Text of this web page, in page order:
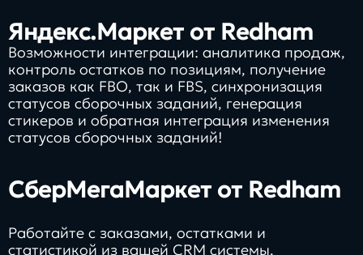
Яндекс.Маркет от Redham
Возможности интеграции: аналитика продаж,
контроль остатков по позициям, получение
заказов как FBO, так и FBS, синхронизация
статусов сборочных заданий, генерация
стикеров и обратная интеграция изменения
статусов сборочных заданий!
СберМегаМаркет от Redham
Работайте с заказами, остатками и
статистикой из вашей CRM системы.